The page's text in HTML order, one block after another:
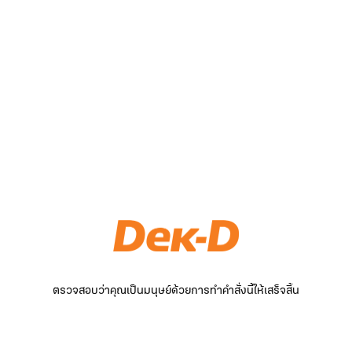
ตรวจสอบว่าคุณเป็นมนุษย์ด้วยการทำคำสั่งนี้ให้เสร็จสิ้น